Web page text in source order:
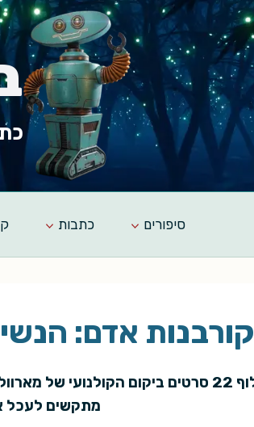
סיפורים כתבות
קורבנות אדם:
בחלוף 22 סרטים ביקום הקולנועי
מתקשים לעכל